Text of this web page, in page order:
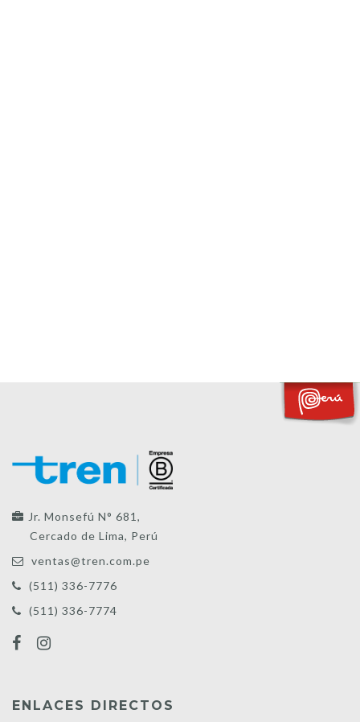
Jr. Monsefú N° 681,
Cercado de Lima, Perú
ventas@tren.com.pe
(511) 336-7776
(511) 336-7774
ENLACES DIRECTOS